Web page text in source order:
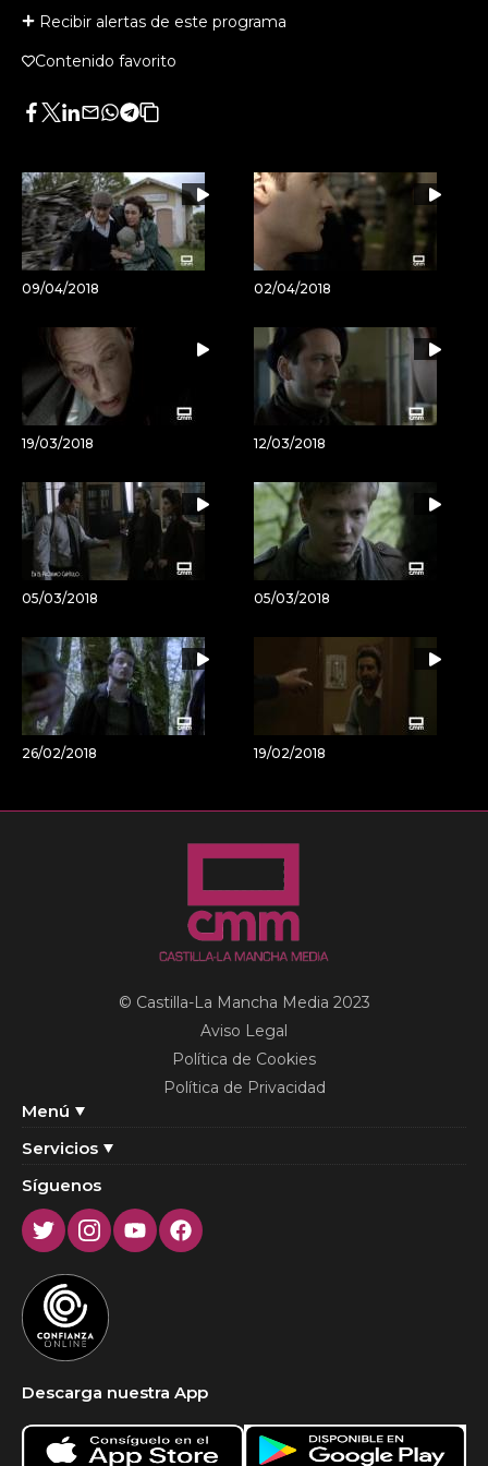
Recibir alertas de este programa
Contenido favorito
Facebook
Twitter
LinkedIn
Enviar
Whatsapp
Telegram
Copiar
artículo
09/04/2018 02/04/2018
19/03/2018 12/03/2018
05/03/2018 05/03/2018
26/02/2018 19/02/2018
Menú
Servicios
© Castilla-La Mancha Media 2023
Aviso Legal
Política de Cookies
Política de Privacidad
Síguenos
TwitterInstagram
YoutubeFacebook
Descarga nuestra App